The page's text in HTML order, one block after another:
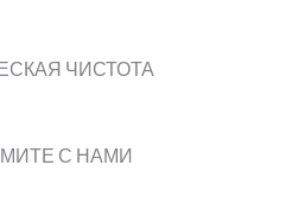
ЧИСТОТА
С НАМИ